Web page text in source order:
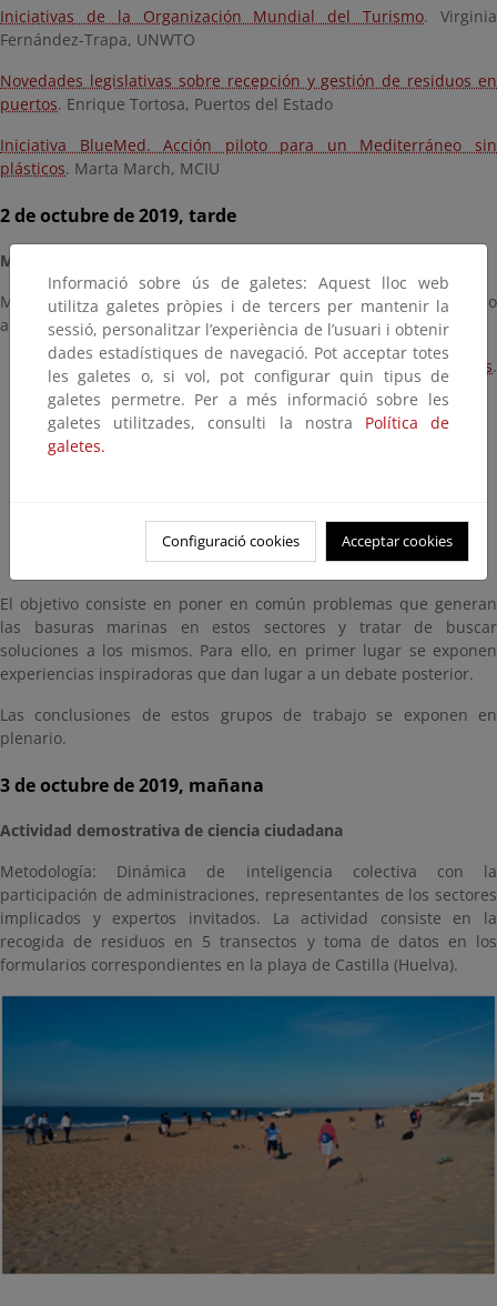
Iniciativas de la Organización Mundial del Turismo. Virginia
Fernández-Trapa, UNWTO
Novedades legislativas sobre recepción y gestión de residuos en
puertos. Enrique Tortosa, Puertos del Estado
Iniciativa BlueMed. Acción piloto para un Mediterráneo sin
plásticos. Marta March, MCIU
2 de octubre de 2019, tarde
Mesas de trabajo
Metodología: Trabajo simultáneo en pequeños grupos de en torno
a 10 personas que se reúnen en 6 mesas de trabajo temáticas:
Cruceros:
Asociación Internacional de Líneas de Cruceros.
Alfredo Serrano, CLIA España
Náutica y pesca recreativa
Buceo recreativo
El objetivo consiste en poner en común problemas que generan
las basuras marinas en estos sectores y tratar de buscar
soluciones a los mismos. Para ello, en primer lugar se exponen
experiencias inspiradoras que dan lugar a un debate posterior.
Las conclusiones de estos grupos de trabajo se exponen en
plenario.
3 de octubre de 2019, mañana
Actividad demostrativa de ciencia ciudadana
Metodología: Dinámica de inteligencia colectiva con la
participación de administraciones, representantes de los sectores
implicados y expertos invitados. La actividad consiste en la
recogida de residuos en 5 transectos y toma de datos en los
formularios correspondientes en la playa de Castilla (Huelva).
Informació sobre ús de galetes: Aquest lloc web
utilitza galetes pròpies i de tercers per mantenir la
sessió, personalitzar l’experiència de l’usuari i obtenir
dades estadístiques de navegació. Pot acceptar totes
les galetes o, si vol, pot configurar quin tipus de
galetes permetre. Per a més informació sobre les
galetes utilitzades, consulti la nostra Política de
galetes.
Configuració cookies Acceptar cookies